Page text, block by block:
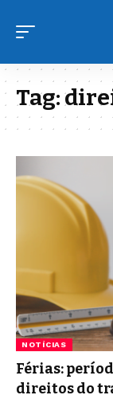
Tag:
NOTÍCIAS
Férias:
direitos do